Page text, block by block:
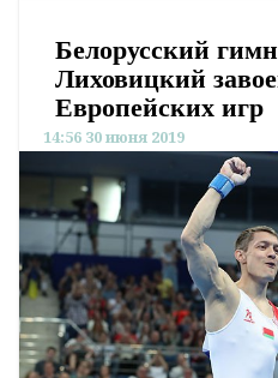
Белорусский
Лиховицкий
Европейских игр
14:56 30 июня 2019